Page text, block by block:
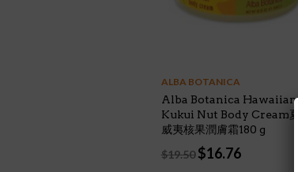
ALBA BOTANICA
Alba Botanica Hawaiian
Kukui Nut Body Cream夏
威夷核果潤膚霜180 g
$19.50 Original
$16.76Current